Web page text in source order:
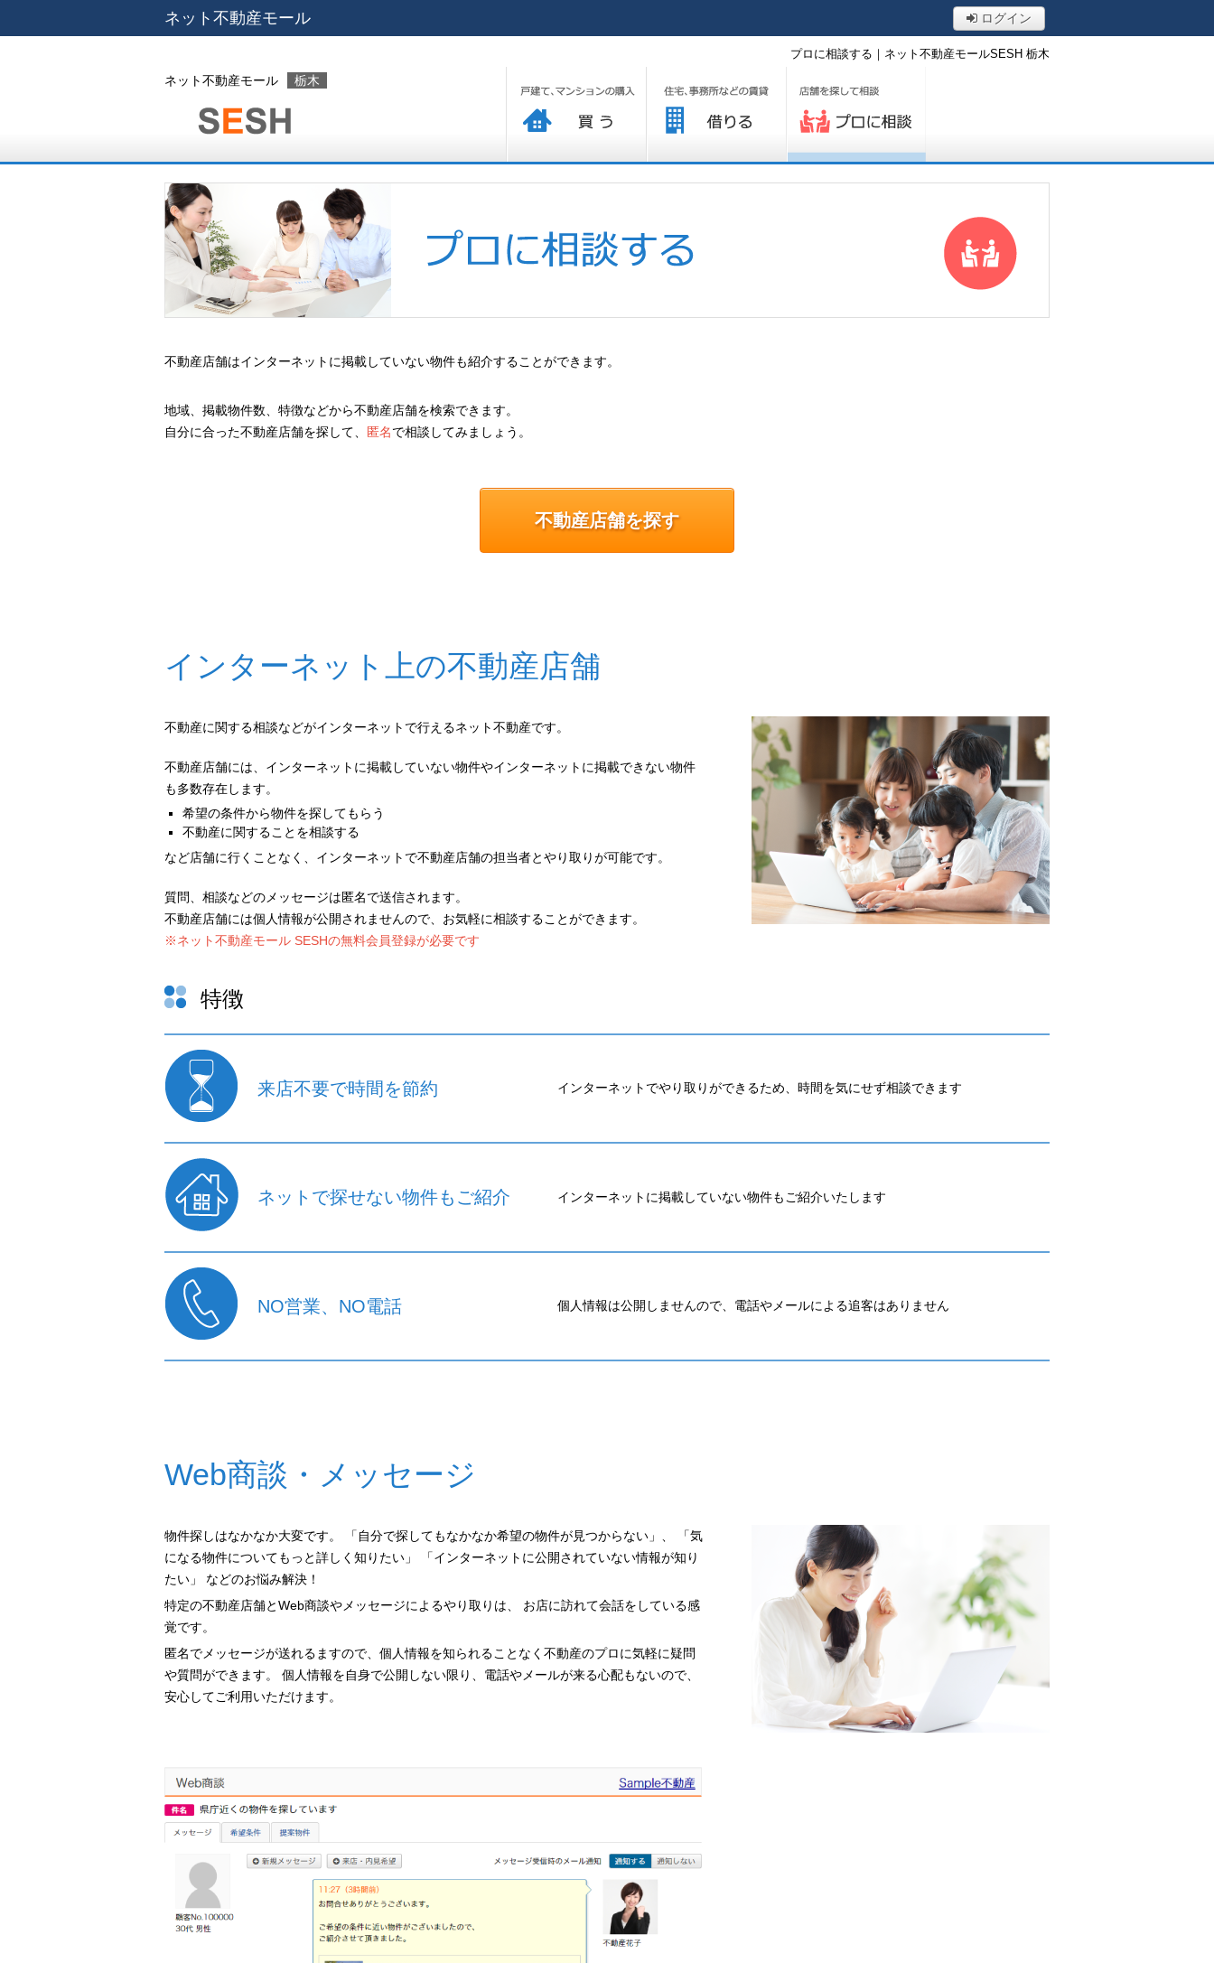
ネット不動産モール ログイン
プロに相談する｜ネット不動産モールSESH 栃木
ネット不動産モール 栃木
不動産店舗はインターネットに掲載していない物件も紹介することができます。
地域、掲載物件数、特徴などから不動産店舗を検索できます。
自分に合った不動産店舗を探して、
匿名で相談してみましょう。
不動産店舗を探す
インターネット上の不動産店舗
不動産に関する相談などがインターネットで行えるネット不動産です。
不動産店舗には、インターネットに掲載していない物件やインターネットに掲載できない物件
も多数存在します。
希望の条件から物件を探してもらう
不動産に関することを相談する
など店舗に行くことなく、インターネットで不動産店舗の担当者とやり取りが可能です。
質問、相談などのメッセージは匿名で送信されます。
不動産店舗には個人情報が公開されませんので、お気軽に相談することができます。
※ネット不動産モール SESHの無料会員登録が必要です
特徴
来店不要で時間を節約 インターネットでやり取りができるため、時間を気にせず相談できます
ネットで探せない物件もご紹介 インターネットに掲載していない物件もご紹介いたします
NO営業、NO電話 個人情報は公開しませんので、電話やメールによる追客はありません
Web商談・メッセージ
物件探しはなかなか大変です。 「自分で探してもなかなか希望の物件が見つからない」、 「気
になる物件についてもっと詳しく知りたい」 「インターネットに公開されていない情報が知り
たい」 などのお悩み解決！
特定の不動産店舗とWeb商談やメッセージによるやり取りは、 お店に訪れて会話をしている感
覚です。
匿名でメッセージが送れるますので、個人情報を知られることなく不動産のプロに気軽に疑問
や質問ができます。 個人情報を自身で公開しない限り、電話やメールが来る心配もないので、
安心してご利用いただけます。